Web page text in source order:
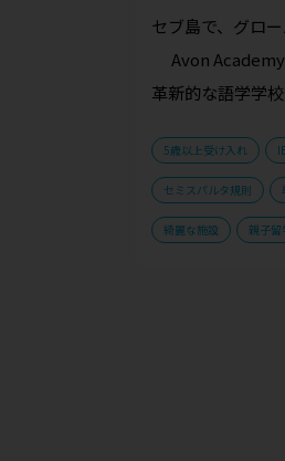
セブ島で、グロ
Avon Academy
革新的な語学学
5歳以上受け入れ
セミスパルタ規則
綺麗な施設 親子留